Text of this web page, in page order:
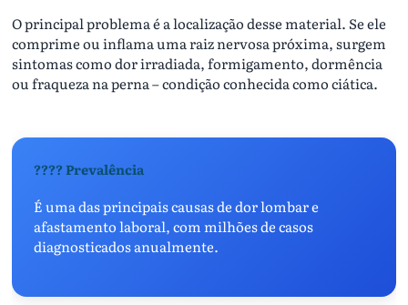
O principal problema é a localização desse material. Se ele
comprime ou inflama uma raiz nervosa próxima, surgem
sintomas como dor irradiada, formigamento, dormência
ou fraqueza na perna – condição conhecida como ciática.
???? Prevalência
É uma das principais causas de dor lombar e
afastamento laboral, com milhões de casos
diagnosticados anualmente.